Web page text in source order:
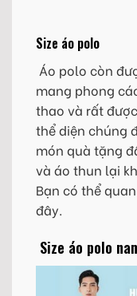
Size áo polo
Áo polo còn
mang phong
thao và rất
thể diện chúng
món quà tặng
và áo thun lại
Bạn có thể
đây.
Size áo polo